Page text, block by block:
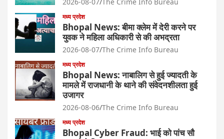
मध्य प्रदेश
Bhopal News: बीमा क्लेम में देरी करने पर
युवक ने महिला अधिकारी से की अभद्रता
2026-08-07 The Crime Info Bureau
मध्य प्रदेश
Bhopal News: नाबालिग से हुई ज्यादती के
मामले में राजधानी के थाने की संवेदनशीलता हुई
उजागर
2026-08-06 The Crime Info Bureau
मध्य प्रदेश
Bhopal Cyber Fraud: भाई को पांच सौ